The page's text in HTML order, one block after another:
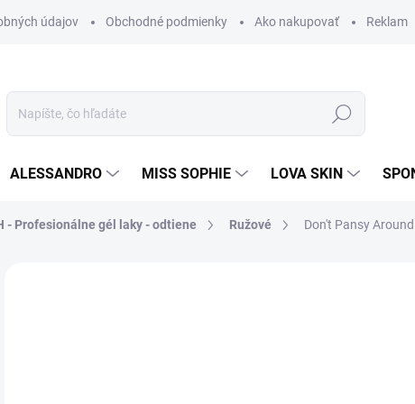
údajov Obchodné podmienky Ako nakupovať
Hľadať
ALESSANDRO MISS SOPHIE LOVA SKIN
- Profesionálne gél laky - odtiene Ružové Don't Pansy